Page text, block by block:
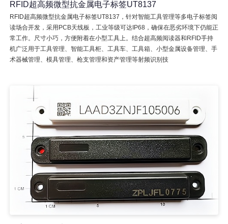
RFID超高频微型抗金属电子标签UT8137
RFID超高频微型抗金属电子标签UT8137，针对智能工具管理等多电子标签阅
读场合开发，采用PCB天线板，工业等级可达IP68，确保在恶劣环境下仍能正
常工作。尺寸小巧，方便附着在小型工具上。结合超高频阅读器和RFID手持
机广泛用于工具管理、智能工具柜、工具车、工具箱、小型金属设备管理、手
术器械管理、模具管理、枪支管理和资产管理等射频识别技